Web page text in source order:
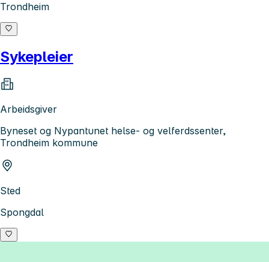
Trondheim
Sykepleier
Arbeidsgiver
Byneset og Nypantunet helse- og velferdssenter,
Trondheim kommune
Sted
Spongdal